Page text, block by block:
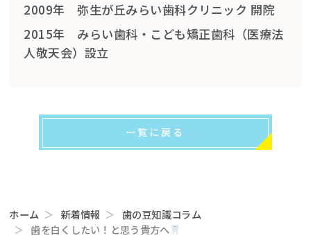
2009年 弥生が丘みらい歯科クリニック 開院
2015年 みらい歯科・こども矯正歯科（医療法
人敬天会）設立
一覧に戻る
ホーム 新着情報
歯の豆知識コラム
歯を白くしたい！と思う貴方へ